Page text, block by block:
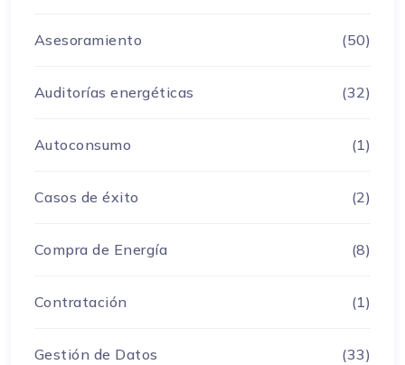
Asesoramiento (50)
Auditorías energéticas (32)
Autoconsumo (1)
Casos de éxito (2)
Compra de Energía (8)
Contratación (1)
Gestión de Datos (33)